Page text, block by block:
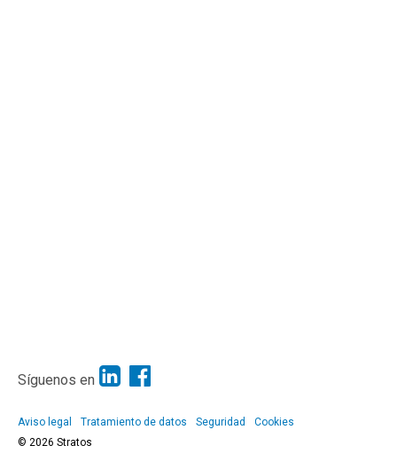
Síguenos en
Aviso legal Tratamiento de datos Seguridad
Cookies
© 2026 Stratos